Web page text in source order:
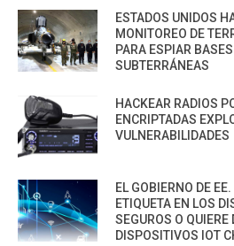
ESTADOS UNIDOS
MONITOREO DE
PARA ESPIAR
SUBTERRÁNEAS
HACKEAR RADIOS
ENCRIPTADAS
VULNERABILIDADES
EL GOBIERNO DE
ETIQUETA EN LOS
SEGUROS O QUIERE
DISPOSITIVOS IOT